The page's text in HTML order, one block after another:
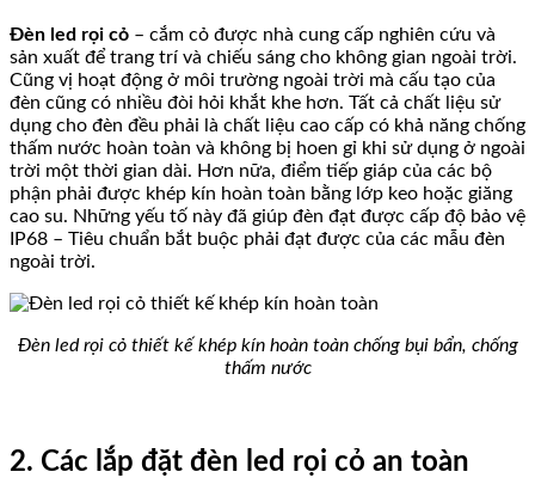
Đèn led rọi cỏ – cắm cỏ được nhà cung cấp nghiên cứu và
sản xuất để trang trí và chiếu sáng cho không gian ngoài trời.
Cũng vị hoạt động ở môi trường ngoài trời mà cấu tạo của
đèn cũng có nhiều đòi hỏi khắt khe hơn. Tất cả chất liệu sử
dụng cho đèn đều phải là chất liệu cao cấp có khả năng chống
thấm nước hoàn toàn và không bị hoen gỉ khi sử dụng ở ngoài
trời một thời gian dài. Hơn nữa, điểm tiếp giáp của các bộ
phận phải được khép kín hoàn toàn bằng lớp keo hoặc giăng
cao su. Những yếu tố này đã giúp đèn đạt được cấp độ bảo vệ
IP68 – Tiêu chuẩn bắt buộc phải đạt được của các mẫu đèn
ngoài trời.
Đèn led rọi cỏ thiết kế khép kín hoàn toàn chống bụi bẩn, chống
thấm nước
2. Các lắp đặt đèn led rọi cỏ an toàn